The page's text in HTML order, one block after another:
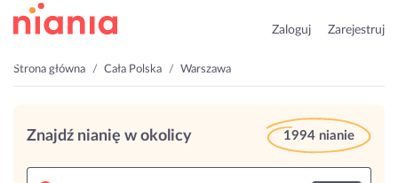
Zaloguj Zarejestruj
Strona główna Cała Polska Warszawa
Znajdź nianię w okolicy 1994 nianie